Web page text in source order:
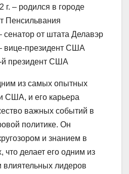
г. – родился в городе
Пенсильвания
сенатор от штата Делавэр
вице-президент США
й президент США
из самых опытных
США, и его карьера
важных событий в
политике. Он
и знанием в
что делает его одним из
лидеров